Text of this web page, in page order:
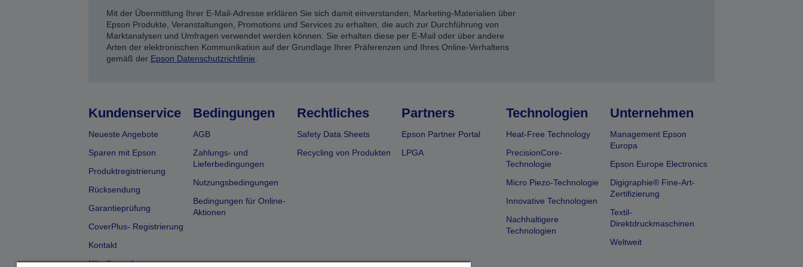
Mit der Übermittlung Ihrer E-Mail-Adresse erklären Sie sich damit einverstanden, Marketing-Materialien über
Epson Produkte, Veranstaltungen, Promotions und Services zu erhalten, die auch zur Durchführung von
Marktanalysen und Umfragen verwendet werden können. Sie erhalten diese per E-Mail oder über andere
Arten der elektronischen Kommunikation auf der Grundlage Ihrer Präferenzen und Ihres Online-Verhaltens
gemäß der Epson Datenschutzrichtlinie.
Kundenservice
Neueste Angebote
Sparen mit Epson
Produktregistrierung
Rücksendung
Garantieprüfung
CoverPlus- Registrierung
Kontakt
Händlersuche
Bedingungen
AGB
Zahlungs- und
Lieferbedingungen
Nutzungsbedingungen
Bedingungen für Online-
Aktionen
Rechtliches
Safety Data Sheets
Recycling von Produkten
Partners
Epson Partner Portal
LPGA
Technologien
Heat-Free Technology
PrecisionCore-
Technologie
Micro Piezo-Technologie
Innovative Technologien
Nachhaltigere
Technologien
Unternehmen
Management Epson
Europa
Epson Europe Electronics
Digigraphie® Fine-Art-
Zertifizierung
Textil-
Direktdruckmaschinen
Weltweit